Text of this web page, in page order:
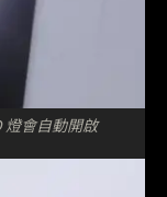
燈會自動開啟